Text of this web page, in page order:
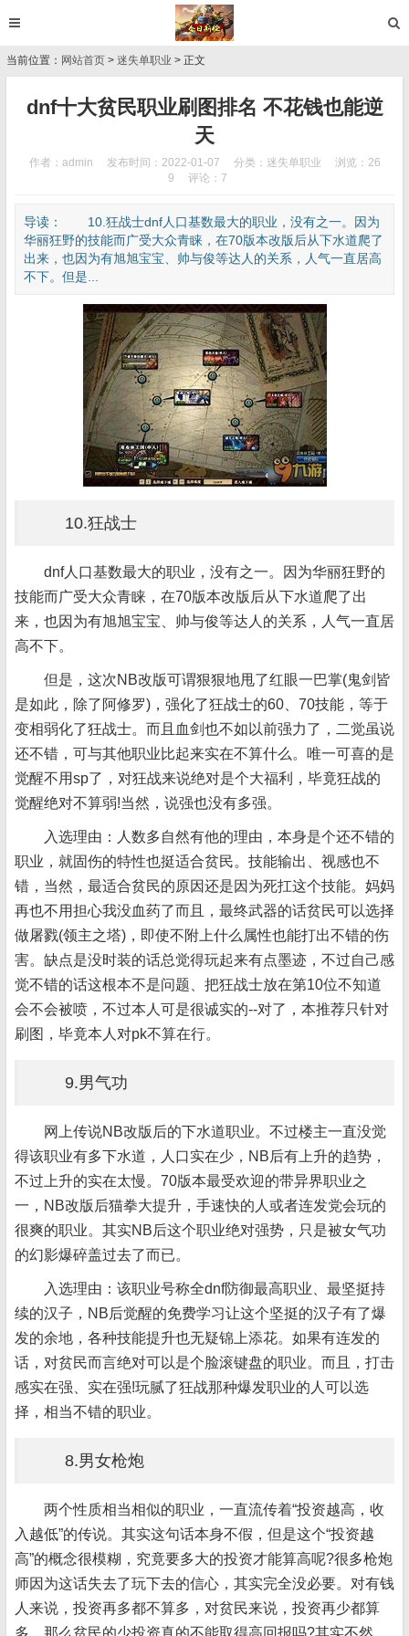
当前位置： 网站首页 > 迷失单职业 > 正文
dnf十大贫民职业刷图排名 不花钱也能逆
天
作者：admin 发布时间：2022-01-07 分类： 迷失单职业
浏览：26
9
评论：7
导读： 10.狂战士dnf人口基数最大的职业，没有之一。因为
华丽狂野的技能而广受大众青睐，在70版本改版后从下水道爬了
出来，也因为有旭旭宝宝、帅与俊等达人的关系，人气一直居高
不下。但是...
10.狂战士
dnf人口基数最大的职业，没有之一。因为华丽狂野的
技能而广受大众青睐，在70版本改版后从下水道爬了出
来，也因为有旭旭宝宝、帅与俊等达人的关系，人气一直居
高不下。
但是，这次NB改版可谓狠狠地甩了红眼一巴掌(鬼剑皆
是如此，除了阿修罗)，强化了狂战士的60、70技能，等于
变相弱化了狂战士。而且血剑也不如以前强力了，二觉虽说
还不错，可与其他职业比起来实在不算什么。唯一可喜的是
觉醒不用sp了，对狂战来说绝对是个大福利，毕竟狂战的
觉醒绝对不算弱!当然，说强也没有多强。
入选理由：人数多自然有他的理由，本身是个还不错的
职业，就固伤的特性也挺适合贫民。技能输出、视感也不
错，当然，最适合贫民的原因还是因为死扛这个技能。妈妈
再也不用担心我没血药了而且，最终武器的话贫民可以选择
做屠戮(领主之塔)，即使不附上什么属性也能打出不错的伤
害。缺点是没时装的话总觉得玩起来有点墨迹，不过自己感
觉不错的话这根本不是问题、把狂战士放在第10位不知道
会不会被喷，不过本人可是很诚实的--对了，本推荐只针对
刷图，毕竟本人对pk不算在行。
9.男气功
网上传说NB改版后的下水道职业。不过楼主一直没觉
得该职业有多下水道，人口实在少，NB后有上升的趋势，
不过上升的实在太慢。70版本最受欢迎的带异界职业之
一，NB改版后猫拳大提升，手速快的人或者连发党会玩的
很爽的职业。其实NB后这个职业绝对强势，只是被女气功
的幻影爆碎盖过去了而已。
入选理由：该职业号称全dnf防御最高职业、最坚挺持
续的汉子，NB后觉醒的免费学习让这个坚挺的汉子有了爆
发的余地，各种技能提升也无疑锦上添花。如果有连发的
话，对贫民而言绝对可以是个脸滚键盘的职业。而且，打击
感实在强、实在强!玩腻了狂战那种爆发职业的人可以选
择，相当不错的职业。
8.男女枪炮
两个性质相当相似的职业，一直流传着“投资越高，收
入越低”的传说。其实这句话本身不假，但是这个“投资越
高”的概念很模糊，究竟要多大的投资才能算高呢?很多枪炮
师因为这话失去了玩下去的信心，其实完全没必要。对有钱
人来说，投资再多都不算多，对贫民来说，投资再少都算
多。那么贫民的少投资真的不能取得高回报吗?其实不然，